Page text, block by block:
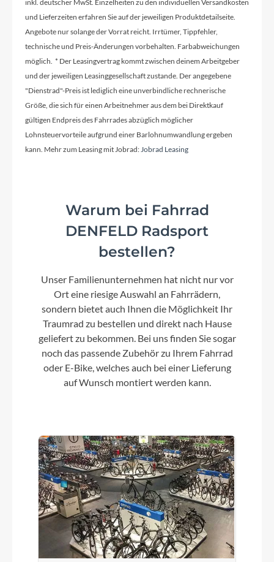
Extras
Aluminium
Farbe
retro green
7,2kg
Laufradgröße
Kindgerechter Bremsgriff, verstellbar
Sattel
Speziell entwickelter, komfortabler und sehr
Gabel
Unicrown-Gabel
inkl. deutscher MwSt. Einzelheiten zu den individuellen Versandkosten
und Lieferzeiten erfahren Sie auf der jeweiligen Produktdetailseite.
Angebote nur solange der Vorrat reicht. Irrtümer, Tippfehler,
technische und Preis-Änderungen vorbehalten. Farbabweichungen
möglich. * Der Leasingvertrag kommt zwischen deinem Arbeitgeber
und der jeweiligen Leasinggesellschaft zustande. Der angegebene
"Dienstrad"-Preis ist lediglich eine unverbindliche rechnerische
Größe, die sich für einen Arbeitnehmer aus dem bei Direktkauf
gültigen Endpreis des Fahrrades abzüglich möglicher
Lohnsteuervorteile aufgrund einer Barlohnumwandlung ergeben
kann. Mehr zum Leasing mit Jobrad:Jobrad Leasing
Warum bei Fahrrad
DENFELD Radsport
bestellen?
Unser Familienunternehmen hat nicht nur vor
Ort eine riesige Auswahl an Fahrrädern,
sondern bietet auch Ihnen die Möglichkeit Ihr
Traumrad zu bestellen und direkt nach Hause
geliefert zu bekommen. Bei uns finden Sie sogar
noch das passende Zubehör zu Ihrem Fahrrad
oder E-Bike, welches auch bei einer Lieferung
auf Wunsch montiert werden kann.